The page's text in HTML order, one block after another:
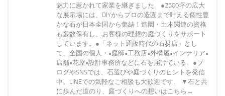
魅力に惹かれて家業を継ぎました。●2500坪の広大
な展示場には、DIYからプロの造園まで叶える個性豊
かな石が日本全国から集結！造園・土木関連の資格
も多数保有し、お客様の理想の庭づくりをサポート
しています。●「ネット通販時代の石材店」とし
て、全国の個人・•庭師•工務店•外構屋•インテリア•
店舗•花屋•設計事務所などに石を届けている。●ブ
ログやSNSでは、石選びや庭づくりのヒントを発信
中。LINEでの気軽なご相談も大歓迎です。 ▼石と共
に歩んだ道のり、庭づくりへの想いはこちら→